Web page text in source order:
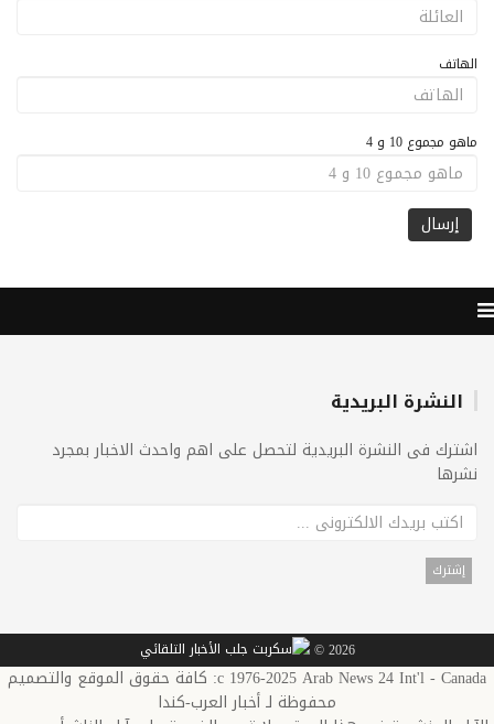
الهاتف
ماهو مجموع 10 و 4
النشرة البريدية
اشترك فى النشرة البريدية لتحصل على اهم واحدث الاخبار بمجرد
نشرها
2026 ©
c 1976-2025 Arab News 24 Int'l - Canada: كافة حقوق الموقع والتصميم
محفوظة لـ أخبار العرب-كندا